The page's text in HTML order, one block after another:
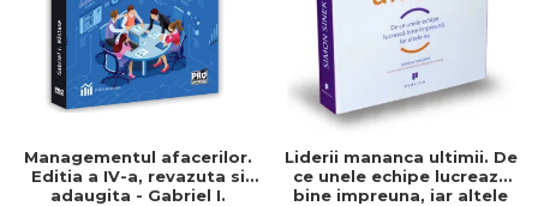
Managementul afacerilor.
Editia a IV-a, revazuta si
adaugita - Gabriel I.
Liderii mananca ultimii. De
ce unele echipe lucreaza
bine impreuna, iar altele